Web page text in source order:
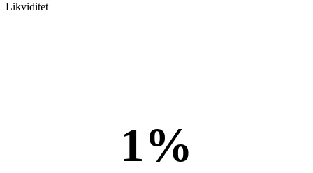
Likviditet
1%